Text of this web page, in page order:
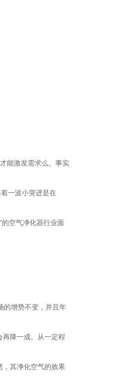
能激发需求么。事实
一波小突进是在
空气净化器行业面
增势不变，并且年
降一成。从一定程
其净化空气的效果